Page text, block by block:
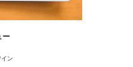
ー
ン